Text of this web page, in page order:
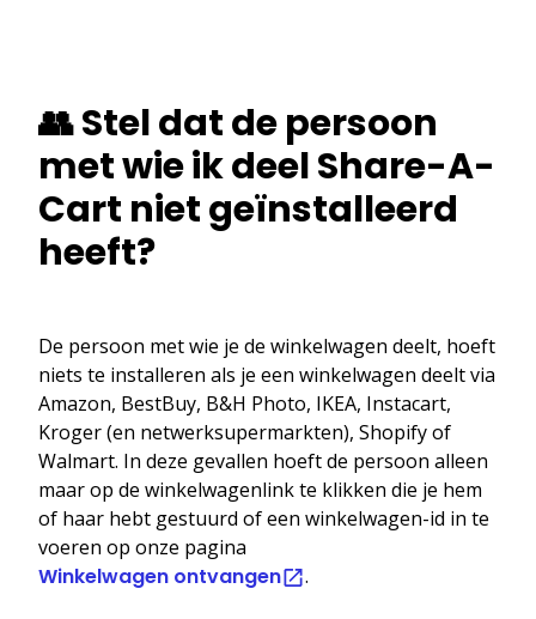
👥 Stel dat de persoon
met wie ik deel Share-A-
Cart niet geïnstalleerd
heeft?
De persoon met wie je de winkelwagen deelt, hoeft
niets te installeren als je een winkelwagen deelt via
Amazon, BestBuy, B&H Photo, IKEA, Instacart,
Kroger (en netwerksupermarkten), Shopify of
Walmart. In deze gevallen hoeft de persoon alleen
maar op de winkelwagenlink te klikken die je hem
of haar hebt gestuurd of een winkelwagen-id in te
voeren op onze pagina
Winkelwagen ontvangen .